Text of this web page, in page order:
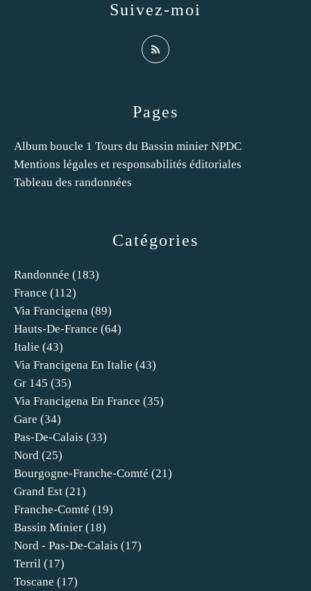
Catégories
Randonnée (183)
France (112)
Via Francigena (89)
Hauts-De-France (64)
Italie (43)
Via Francigena En Italie (43)
Gr 145 (35)
Via Francigena En France (35)
Gare (34)
Pas-De-Calais (33)
Nord (25)
Bourgogne-Franche-Comté (21)
Grand Est (21)
Franche-Comté (19)
Bassin Minier (18)
Nord - Pas-De-Calais (17)
Terril (17)
Toscane (17)
Pages
Album boucle 1 Tours du Bassin minier NPDC
Mentions légales et responsabilités éditoriales
Tableau des randonnées
Suivez-moi